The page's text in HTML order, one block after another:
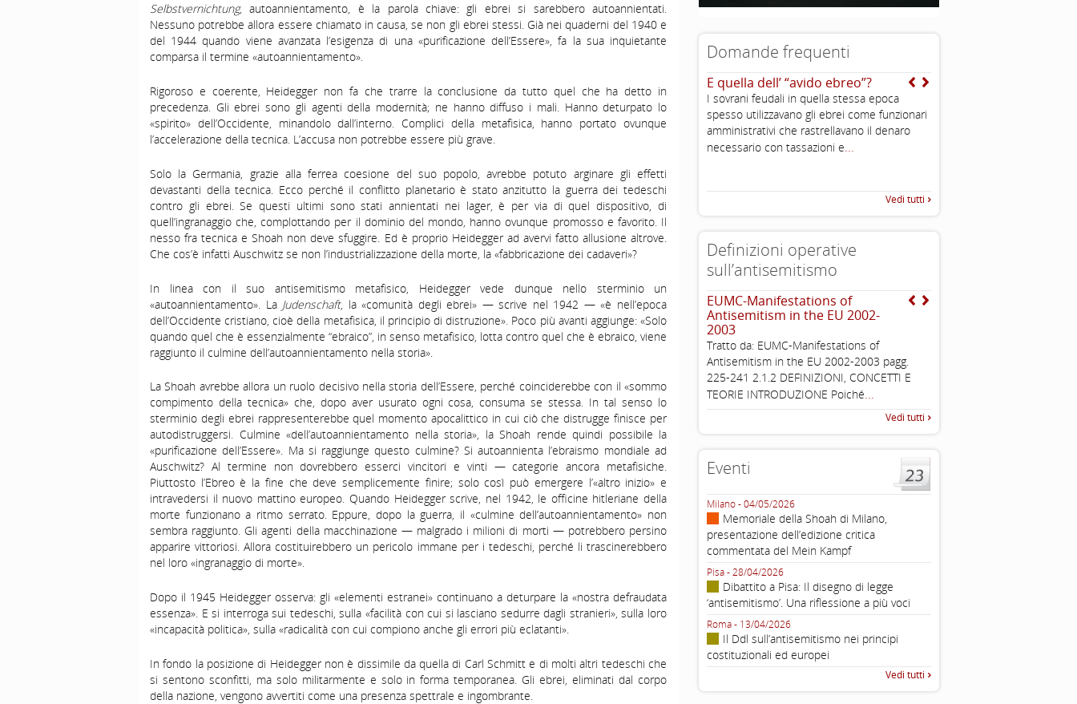
Selbstvernichtung, autoannientamento, è la parola chiave: gli ebrei si sarebbero autoannientati.
Nessuno potrebbe allora essere chiamato in causa, se non gli ebrei stessi. Già nei quaderni del 1940 e
del 1944 quando viene avanzata l’esigenza di una «purificazione dell’Essere», fa la sua inquietante
comparsa il termine «autoannientamento».
Rigoroso e coerente, Heidegger non fa che trarre la conclusione da tutto quel che ha detto in
precedenza. Gli ebrei sono gli agenti della modernità; ne hanno diffuso i mali. Hanno deturpato lo
«spirito» dell’Occidente, minandolo dall’interno. Complici della metafisica, hanno portato ovunque
l’accelerazione della tecnica. L’accusa non potrebbe essere più grave.
Solo la Germania, grazie alla ferrea coesione del suo popolo, avrebbe potuto arginare gli effetti
devastanti della tecnica. Ecco perché il conflitto planetario è stato anzitutto la guerra dei tedeschi
contro gli ebrei. Se questi ultimi sono stati annientati nei lager, è per via di quel dispositivo, di
quell’ingranaggio che, complottando per il dominio del mondo, hanno ovunque promosso e favorito. Il
nesso fra tecnica e Shoah non deve sfuggire. Ed è proprio Heidegger ad avervi fatto allusione altrove.
Che cos’è infatti Auschwitz se non l’industrializzazione della morte, la «fabbricazione dei cadaveri»?
In linea con il suo antisemitismo metafisico, Heidegger vede dunque nello sterminio un
«autoannientamento». La Judenschaft, la «comunità degli ebrei» — scrive nel 1942 — «è nell’epoca
dell’Occidente cristiano, cioè della metafisica, il principio di distruzione». Poco più avanti aggiunge: «Solo
quando quel che è essenzialmente “ebraico”, in senso metafisico, lotta contro quel che è ebraico, viene
raggiunto il culmine dell’autoannientamento nella storia».
La Shoah avrebbe allora un ruolo decisivo nella storia dell’Essere, perché coinciderebbe con il «sommo
compimento della tecnica» che, dopo aver usurato ogni cosa, consuma se stessa. In tal senso lo
sterminio degli ebrei rappresenterebbe quel momento apocalittico in cui ciò che distrugge finisce per
autodistruggersi. Culmine «dell’autoannientamento nella storia», la Shoah rende quindi possibile la
«purificazione dell’Essere». Ma si raggiunge questo culmine? Si autoannienta l’ebraismo mondiale ad
Auschwitz? Al termine non dovrebbero esserci vincitori e vinti — categorie ancora metafisiche.
Piuttosto l’Ebreo è la fine che deve semplicemente finire; solo così può emergere l’«altro inizio» e
intravedersi il nuovo mattino europeo. Quando Heidegger scrive, nel 1942, le officine hitleriane della
morte funzionano a ritmo serrato. Eppure, dopo la guerra, il «culmine dell’autoannientamento» non
sembra raggiunto. Gli agenti della macchinazione — malgrado i milioni di morti — potrebbero persino
apparire vittoriosi. Allora costituirebbero un pericolo immane per i tedeschi, perché li trascinerebbero
nel loro «ingranaggio di morte».
Dopo il 1945 Heidegger osserva: gli «elementi estranei» continuano a deturpare la «nostra defraudata
essenza». E si interroga sui tedeschi, sulla «facilità con cui si lasciano sedurre dagli stranieri», sulla loro
«incapacità politica», sulla «radicalità con cui compiono anche gli errori più eclatanti».
In fondo la posizione di Heidegger non è dissimile da quella di Carl Schmitt e di molti altri tedeschi che
si sentono sconfitti, ma solo militarmente e solo in forma temporanea. Gli ebrei, eliminati dal corpo
della nazione, vengono avvertiti come una presenza spettrale e ingombrante.
Domande frequenti
E quella dell’ “avido ebreo”?
I sovrani feudali in quella stessa epoca
spesso utilizzavano gli ebrei come funzionari
amministrativi che rastrellavano il denaro
necessario con tassazioni e...
Vedi tutti
Definizioni operative
sull’antisemitismo
EUMC-Manifestations of
Antisemitism in the EU 2002-
2003
Tratto da: EUMC-Manifestations of
Antisemitism in the EU 2002-2003 pagg.
225-241 2.1.2 DEFINIZIONI, CONCETTI E
TEORIE INTRODUZIONE Poiché...
Vedi tutti
Eventi
Milano - 04/05/2026
Memoriale della Shoah di Milano,
presentazione dell’edizione critica
commentata del Mein Kampf
Pisa - 28/04/2026
Dibattito a Pisa: Il disegno di legge
‘antisemitismo’. Una riflessione a più voci
Roma - 13/04/2026
Il Ddl sull’antisemitismo nei principi
costituzionali ed europei
Vedi tutti